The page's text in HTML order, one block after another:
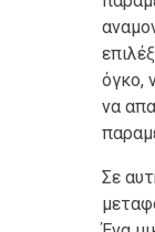
όγκο,
να
Σε